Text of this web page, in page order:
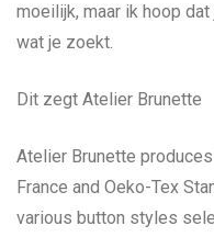
moeilijk, maar ik hoop
wat je zoekt.
Dit zegt Atelier Brunette
Atelier Brunette
France and Oeko-Tex
various button styles